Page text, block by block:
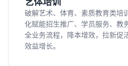
破解艺术、体育、素质教育类培
化赋能招生推广、学员服务、教
全业务流程，降本增效，拉新促
效益增长。